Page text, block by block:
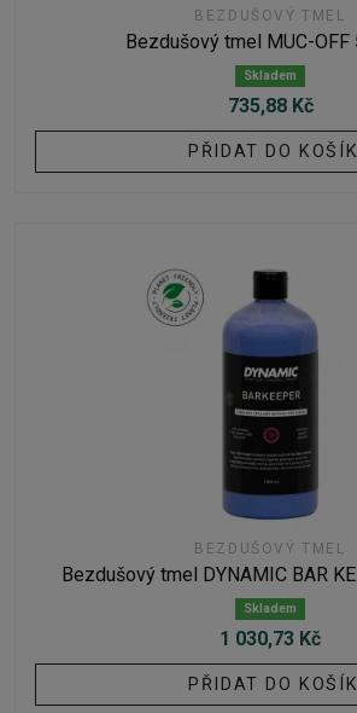
BEZDUŠOVÝ TMEL
Bezdušový tmel MUC-OFF
Skladem
735,88 Kč
PŘIDAT DO
BEZDUŠOVÝ TMEL
Bezdušový tmel DYNAMIC BAR
Skladem
1 030,73 Kč
PŘIDAT DO